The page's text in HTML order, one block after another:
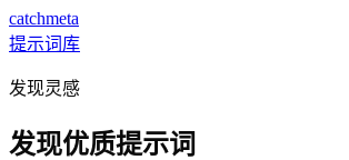
catchmeta
提示词库
发现灵感
发现优质提示词